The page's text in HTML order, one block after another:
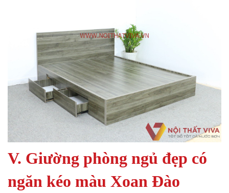
V. Giường phòng ngủ đẹp có
ngăn kéo màu Xoan Đào